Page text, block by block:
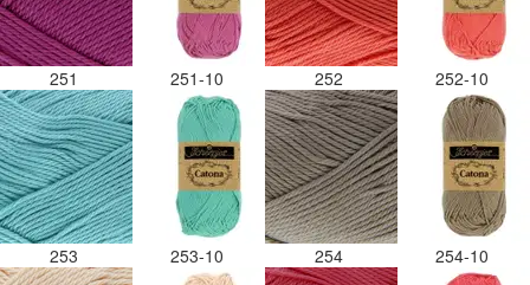
251 251-10 252 252-10
253 253-10 254 254-10